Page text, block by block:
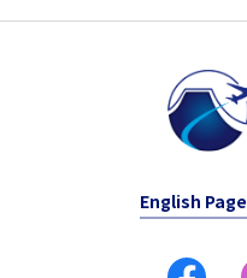
English Page